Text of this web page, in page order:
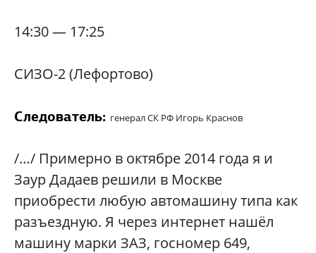
14:30 — 17:25
СИЗО-2 (Лефортово)
Следователь: генерал СК РФ Игорь Краснов
/…/ Примерно в октябре 2014 года я и
Заур Дадаев решили в Москве
приобрести любую автомашину типа как
разъездную. Я через интернет нашёл
машину марки ЗАЗ, госномер 649,